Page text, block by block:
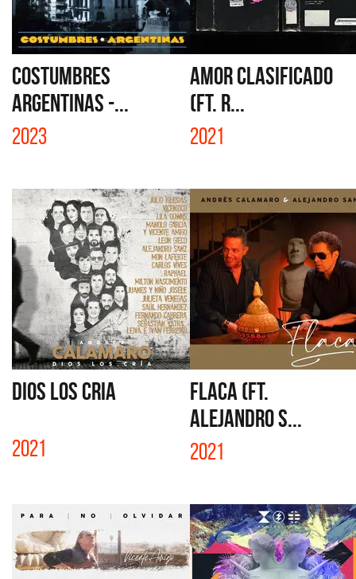
COSTUMBRES
ARGENTINAS -...
2023
AMOR CLASIFICADO
(FT. R...
2021
DIOS LOS CRIA
2021
FLACA (FT.
ALEJANDRO S...
2021